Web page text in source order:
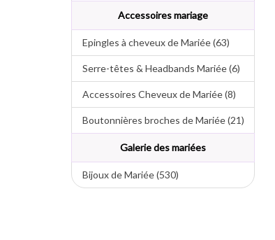
Accessoires mariage
Epingles à cheveux de Mariée (63)
Serre-têtes & Headbands Mariée (6)
Accessoires Cheveux de Mariée (8)
Boutonnières broches de Mariée (21)
Galerie des mariées
Bijoux de Mariée (530)